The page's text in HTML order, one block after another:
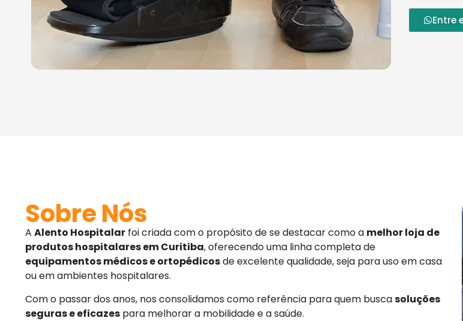
Entre
Sobre Nós
A Alento Hospitalar foi criada com o propósito de se destacar como a melhor loja de
produtos hospitalares em Curitiba, oferecendo uma linha completa de
equipamentos médicos e ortopédicosde excelente qualidade, seja para uso em casa
ou em ambientes hospitalares.
Com o passar dos anos, nos consolidamos como referência para quem buscasoluções
seguras e eficazes para melhorar a mobilidade e a saúde.